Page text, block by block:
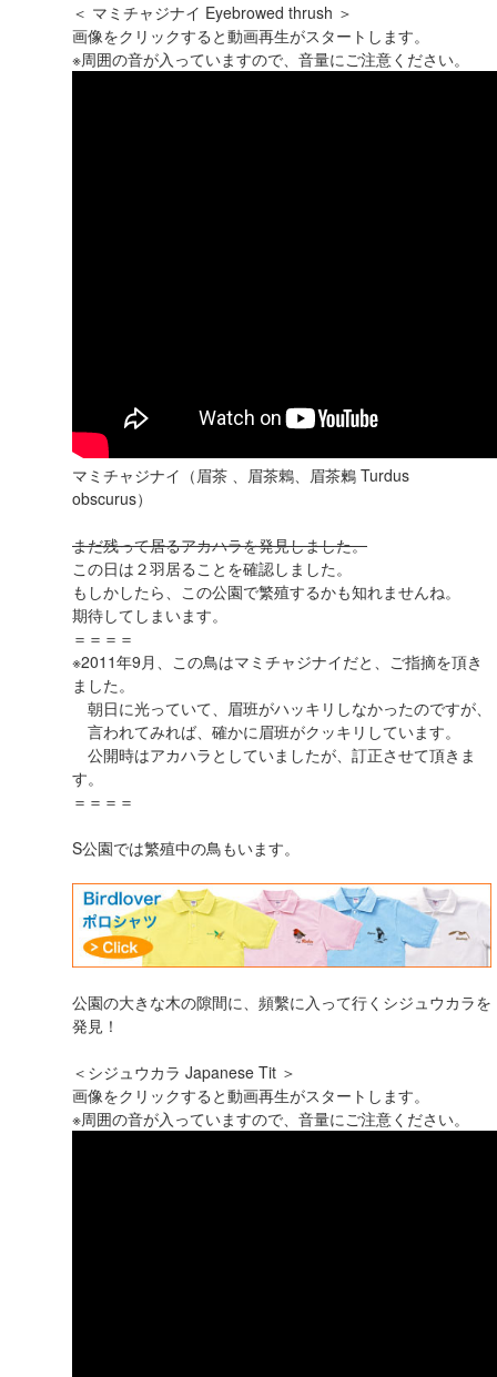
＜ マミチャジナイ Eyebrowed thrush ＞
画像をクリックすると動画再生がスタートします。
※周囲の音が入っていますので、音量にご注意ください。
マミチャジナイ（眉茶 、眉茶鶇、眉茶鶫 Turdus
obscurus）
まだ残って居るアカハラを発見しました。
この日は２羽居ることを確認しました。
もしかしたら、この公園で繁殖するかも知れませんね。
期待してしまいます。
＝＝＝＝
※2011年9月、この鳥はマミチャジナイだと、ご指摘を頂き
ました。
朝日に光っていて、眉班がハッキリしなかったのですが、
言われてみれば、確かに眉班がクッキリしています。
公開時はアカハラとしていましたが、訂正させて頂きま
す。
＝＝＝＝
S公園では繁殖中の鳥もいます。
公園の大きな木の隙間に、頻繫に入って行くシジュウカラを
発見！
＜シジュウカラ Japanese Tit ＞
画像をクリックすると動画再生がスタートします。
※周囲の音が入っていますので、音量にご注意ください。